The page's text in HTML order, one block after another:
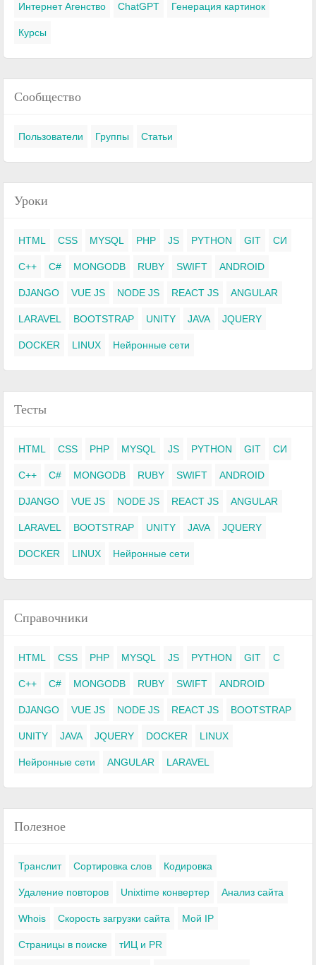
Интернет Агенство ChatGPT Генерация картинок
Курсы
Сообщество
Пользователи Группы Статьи
Уроки
HTML CSS MYSQL PHP JS PYTHON GIT СИ
C++ C# MONGODB RUBY SWIFT ANDROID
DJANGO VUE JS NODE JS REACT JS ANGULAR
LARAVEL BOOTSTRAP UNITY JAVA JQUERY
DOCKER LINUX Нейронные сети
Тесты
HTML CSS PHP MYSQL JS PYTHON GIT СИ
C++ C# MONGODB RUBY SWIFT ANDROID
DJANGO VUE JS NODE JS REACT JS ANGULAR
LARAVEL BOOTSTRAP UNITY JAVA JQUERY
DOCKER LINUX Нейронные сети
Справочники
HTML CSS PHP MYSQL JS PYTHON GIT C
C++ C# MONGODB RUBY SWIFT ANDROID
DJANGO VUE JS NODE JS REACT JS BOOTSTRAP
UNITY JAVA JQUERY DOCKER LINUX
Нейронные сети ANGULAR LARAVEL
Полезное
Транслит Сортировка слов Кодировка
Удаление повторов Unixtime конвертер Анализ сайта
Whois Скорость загрузки сайта Мой IP
Страницы в поиске тИЦ и PR